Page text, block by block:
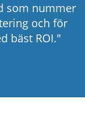
som nummer
och för
bäst ROI."